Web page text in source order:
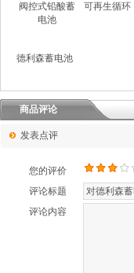
阀控式铅酸蓄
电池
可再生循环
德利森蓄电池
商品评论
发表点评
您的评价
评论标题
评论内容